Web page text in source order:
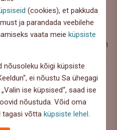
(cookies), et pakkuda
ja parandada veebilehe
vaata meieküpsiste
nõusoleku kõigi küpsiste
ei nõustu Sa ühegagi
ise küpsised“, saad ise
nõustuda. Võid oma
tagasi võttaküpsiste lehel
ja Norstati korraldatud
elanikku ehk esinduslik valim
aastat. Küsitlus toimus
soovitused
all